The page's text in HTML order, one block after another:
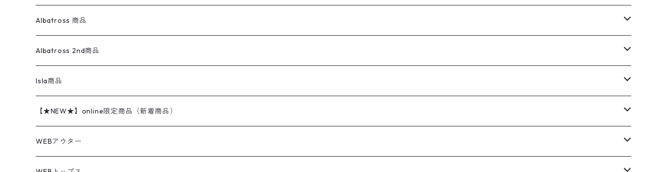
レザー
テーラードジャケット
ボアジャケット
その他
オーバーオール・つなぎ
イージーパンツ
カーハート
ディッキーズ
ダウンジャケット
レザージャケット
Otherジャケット
柄シャツ
ワークシャツ
ウールセーター
オーバーオール・つなぎ
ショーツ
Otherパンツ
ジャケット
スカート
パンツ(w30以下)
ワンピース
長袖
半袖
23.5cm
24cm
24.5cm
25cm
25.5cm
Tee
Shirts
S/S Shirts
L/S Shirts
Sweat Shirts
REVERSE WEAVE
Sweater
Fleece
アウター
ハンティングジャケット
アウトドアジャケット
長袖シャツ
アウトドアシャツ
ブランドシャツ
半袖シャツ
アウトドアシャツ
ブランドシャツ
スウェット シャツ
ブランドスウェット
プリントスウェット
パンツ
リーバイス501 505
Albatross 商品
Vintage sweater
Outer
Sailing Jacket
Swingtop
Other Tops
Fleece tops
Knit
Sweat Shirts
Albatross 2nd商品
70sアイテム
Marlboro
GAP
Isla商品
2点セットコーデ
Sweat Shirts
【★NEW★】online限定商品（新着商品）
8月NEWアイテム（2026）
トップス
WEBアウター